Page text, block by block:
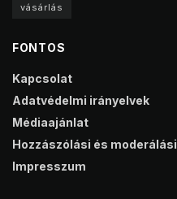
vásárlás
FONTOS
Kapcsolat
Adatvédelmi irányelvek
Médiaajánlat
Hozzászólási és
Impresszum